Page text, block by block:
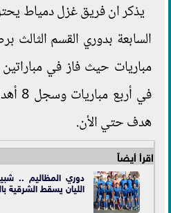
يذكر ان فريق غزل دمياط
مباريات حيث فاز في
هدف حتي الأن.
اقرأ أيضاً
دوري المظاليم ..
الليان يسقط الشرقية